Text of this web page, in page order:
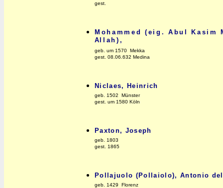
gest.
Mohammed (eig. Abul Kasim
Allah),
geb. um 1570 Mekka
gest. 08.06.632 Medina
Niclaes, Heinrich
geb. 1502 Münster
gest. um 1580 Köln
Paxton, Joseph
geb. 1803
gest. 1865
Pollajuolo (Pollaiolo), Antonio del
geb. 1429 Florenz